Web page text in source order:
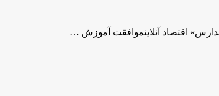
اقتصاد آنلاینموافقت آموزش …